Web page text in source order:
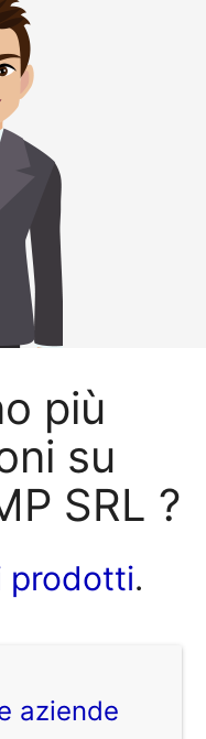
più
su
SRL ?
prodotti.
aziende